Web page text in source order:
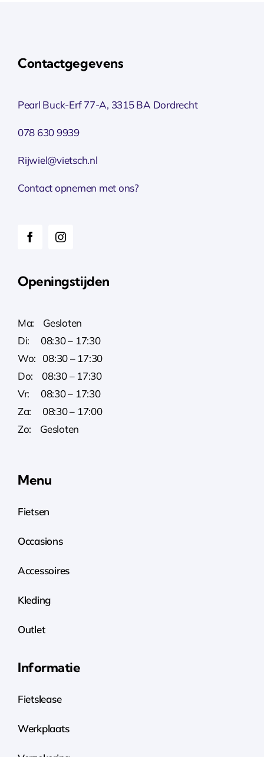
Contactgegevens
Pearl Buck-Erf 77-A, 3315 BA Dordrecht
078 630 9939
Rijwiel@vietsch.nl
Contact opnemen met ons?
Openingstijden
Ma: Gesloten
Di: 08:30 – 17:30
Wo: 08:30 – 17:30
Do: 08:30 – 17:30
Vr: 08:30 – 17:30
Za: 08:30 – 17:00
Zo: Gesloten
Menu
Fietsen
Occasions
Accessoires
Kleding
Outlet
Informatie
Fietslease
Werkplaats